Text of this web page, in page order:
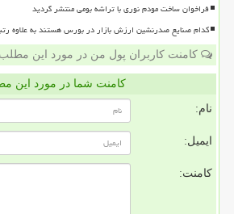
فراخوان ساخت مودم نوری با تراشه بومی منتشر گردید
کدام صنایع صدرنشین ارزش بازار در بورس هستند به علاوه رتبه بندی 48
کامنت کاربران پول من در مورد این مطلب
کامنت شما در مورد این
نام:
ایمیل:
کامنت: